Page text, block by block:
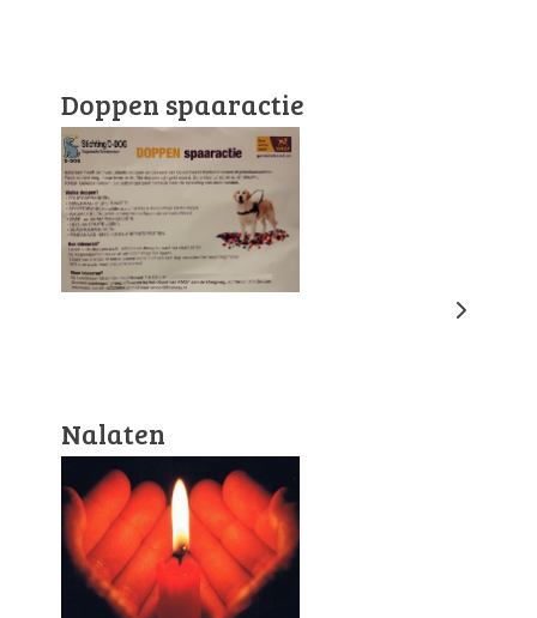
Doppen spaaractie
Nalaten